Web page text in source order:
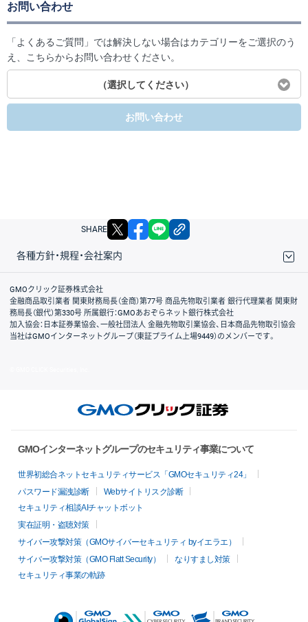
お問い合わせ
「よくあるご質問」では解決しない場合はカテゴリーをご選択のう
え、こちらからお問い合わせください。
（選択してください）
お問い合わせ
SHARE X facebook
各種方針・規程・会社案内
取引規程・約款
サイトマップ
その他のご案内
個人情報保護方針
最良執行方針
サイトのご利用について
ディスクレイマー
信託保全
リスク説明
会社案内
GMOクリック証券株式会社
金融商品取引業者 関東財務局長（金商）第77号 商品先物取引業者 銀行代理業者 関東財
務局長（銀代）第330号 所属銀行：GMOあおぞらネット銀行株式会社
加入協会：日本証券業協会、一般社団法人 金融先物取引業協会、日本商品先物取引協会
当社はGMOインターネットグループ（東証プライム上場9449）のメンバーです。
GMOインターネットグループのセキュリティ事業について
世界初総合ネットセキュリティサービス「GMOセキュリティ24」
パスワード漏洩診断
Webサイトリスク診断
セキュリティ相談AIチャットボット
実在証明・盗聴対策
サイバー攻撃対策（GMOサイバーセキュリティ byイエラエ）
サイバー攻撃対策（GMO Flatt Security）
なりすまし対策
セキュリティ事業の軌跡